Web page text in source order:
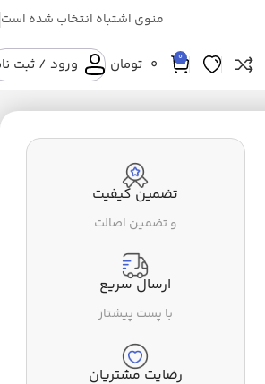
منوی اشتباه انتخاب شده است
0
0 تومان ورود / ثبت
تضمین کیفیت
و تضمین اصالت
ارسال سریع
با پست پیشتاز
رضایت مشتریان